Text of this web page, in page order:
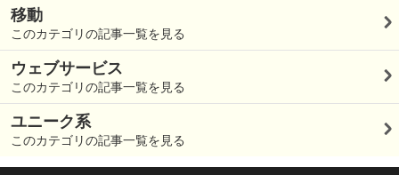
移動
このカテゴリの記事一覧を見る
ウェブサービス
このカテゴリの記事一覧を見る
ユニーク系
このカテゴリの記事一覧を見る